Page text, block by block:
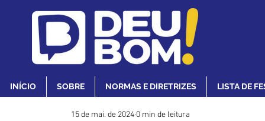
INÍCIO SOBRE NORMAS E DIRETRIZES LISTA DE
15 de mai. de 2024 0 min de leitura